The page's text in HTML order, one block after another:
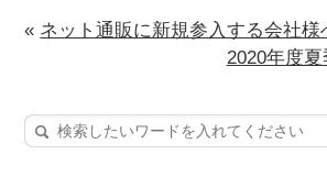
« ネット通販に新規参入する会社様
2020年度